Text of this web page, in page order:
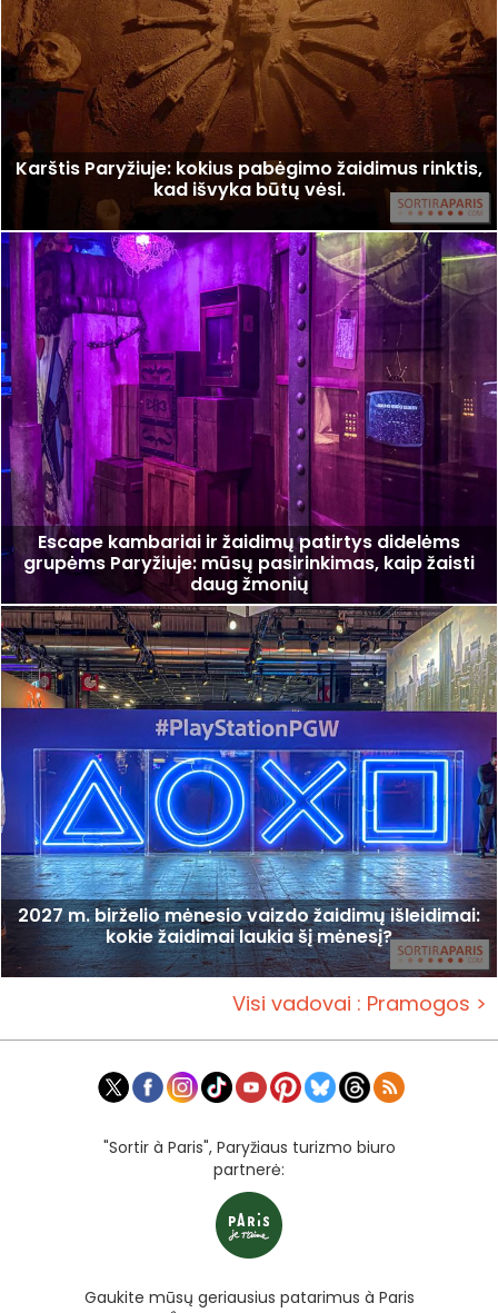
Karštis Paryžiuje: kokius pabėgimo žaidimus rinktis,
kad išvyka būtų vėsi.
Escape kambariai ir žaidimų patirtys didelėms
grupėms Paryžiuje: mūsų pasirinkimas, kaip žaisti
daug žmonių
2027 m. birželio mėnesio vaizdo žaidimų išleidimai:
kokie žaidimai laukia šį mėnesį?
Visi vadovai : Pramogos >
"Sortir à Paris", Paryžiaus turizmo biuro
partnerė:
Gaukite mūsų geriausius patarimus à Paris